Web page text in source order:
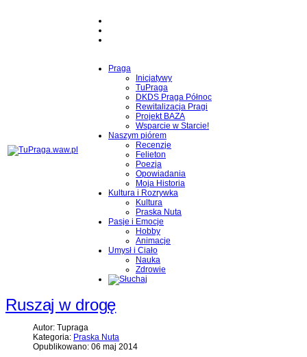
Praga
Inicjatywy
TuPraga
DKDS Praga Północ
Rewitalizacja Pragi
Projekt BAZA
Wsparcie w Starcie!
Naszym piórem
Recenzje
Felieton
Poezja
Opowiadania
Moja Historia
Kultura i Rozrywka
Kultura
Praska Nuta
Pasje i Emocje
Hobby
Animacje
Umysł i Ciało
Nauka
Zdrowie
Ruszaj w drogę
Autor: Tupraga
Kategoria: Praska Nuta
Opublikowano: 06 maj 2014